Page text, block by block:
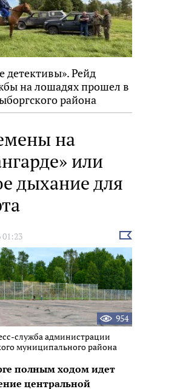
детективы». Рейд
на лошадях прошел в
района
на
или
дыхание для
01:23
Выбрать
новость
954
служба администрации
муниципального района
полным ходом идет
центральной